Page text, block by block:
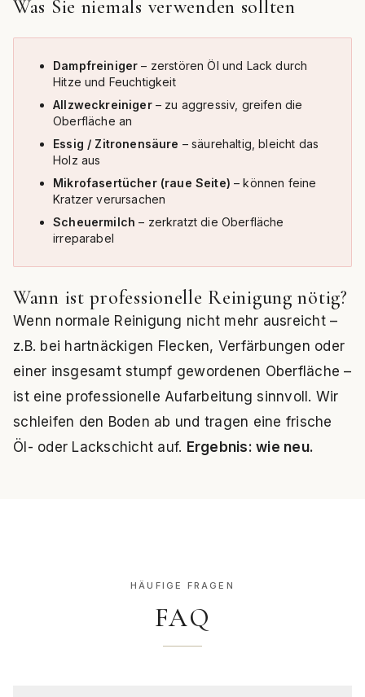
Was Sie niemals verwenden sollten
Dampfreiniger – zerstören Öl und Lack durch
Hitze und Feuchtigkeit
Allzweckreiniger– zu aggressiv, greifen die
Oberfläche an
Essig / Zitronensäure – säurehaltig, bleicht das
Holz aus
Mikrofasertücher (raue Seite) – können feine
Kratzer verursachen
Scheuermilch – zerkratzt die Oberfläche
irreparabel
Wann ist professionelle Reinigung nötig?
Wenn normale Reinigung nicht mehr ausreicht –
z.B. bei hartnäckigen Flecken, Verfärbungen oder
einer insgesamt stumpf gewordenen Oberfläche –
ist eine professionelle Aufarbeitung sinnvoll. Wir
schleifen den Boden ab und tragen eine frische
Öl- oder Lackschicht auf. Ergebnis: wie neu.
HÄUFIGE FRAGEN
FAQ